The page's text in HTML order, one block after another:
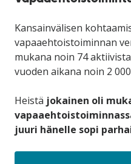
Kansainvälisen
vapaaehtoistoiminnan
mukana noin 74
vuoden aikana noin 2
Heistä jokainen oli
juuri hänelle sopi